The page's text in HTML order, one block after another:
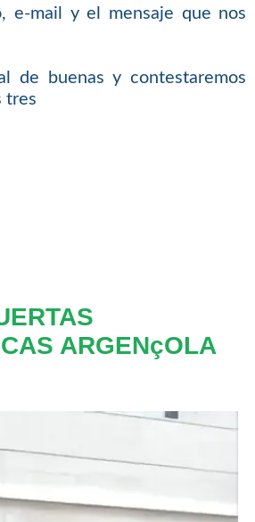
e-mail y el mensaje que nos
de buenas y contestaremos
tres
ARGENçOLA